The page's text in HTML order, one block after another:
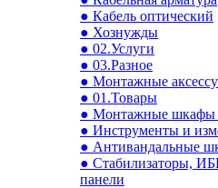
● Кабель оптический
● Хознужды
● 02.Услуги
● 03.Разное
● Монтажные
● 01.Товары
● Монтажные шкафы
● Инструменты и
● Антивандальные
● Стабилизаторы,
панели